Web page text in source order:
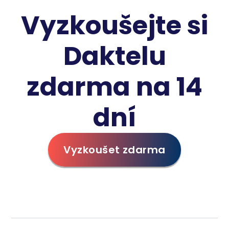
Vyzkoušejte si
Daktelu
zdarma na 14
dní
Vyzkoušet zdarma